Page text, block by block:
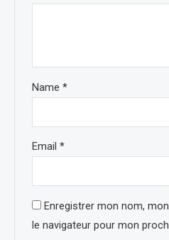
Name*
Email*
Enregistrer mon nom,
le navigateur pour mon